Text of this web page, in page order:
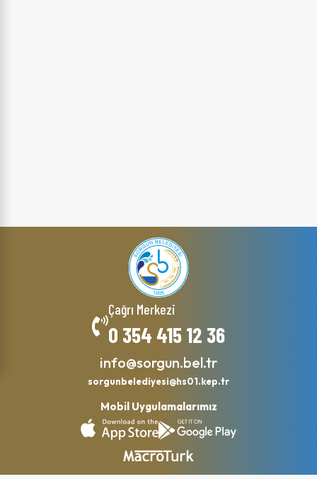
Çağrı Merkezi
0 354 415 12 36
info@sorgun.bel.tr
sorgunbelediyesi@hs01.kep.tr
Mobil Uygulamalarımız